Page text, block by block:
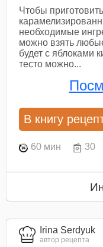
Чтобы
необходимые
можно взять
будет с яблоками
тесто можно...
В книгу
60 мин 30
Irina Serdyuk
автор рецепта